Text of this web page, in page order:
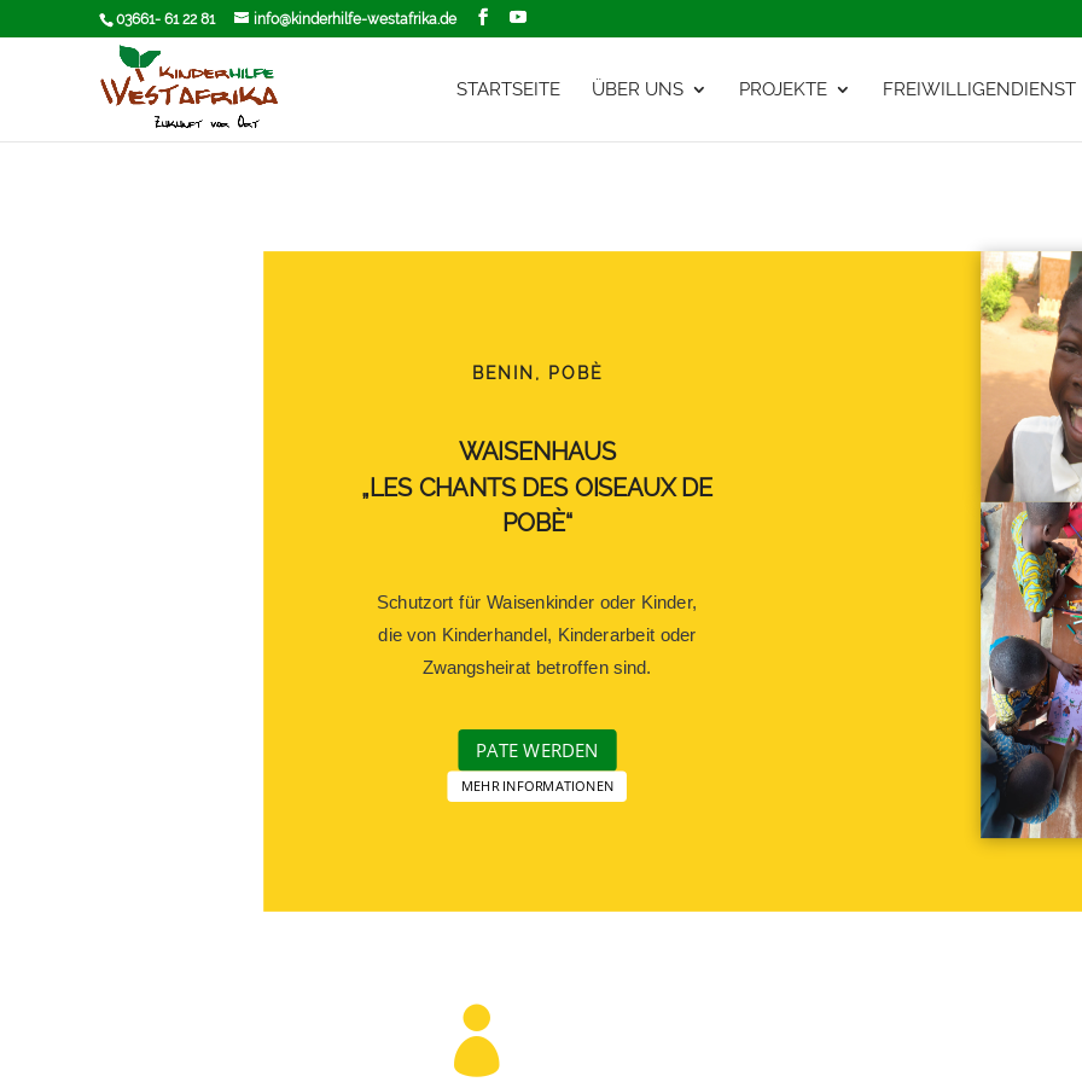
03661- 61 22 81 info@kinderhilfe-westafrika.de
STARTSEITE ÜBER UNS PROJEKTE FREIWILLIGENDIENST
BENIN, POBÈ
WAISENHAUS
„LES CHANTS DES OISEAUX DE
POBÈ“
Schutzort für Waisenkinder oder Kinder,
die von Kinderhandel, Kinderarbeit oder
Zwangsheirat betroffen sind.
PATE WERDEN
MEHR INFORMATIONEN
